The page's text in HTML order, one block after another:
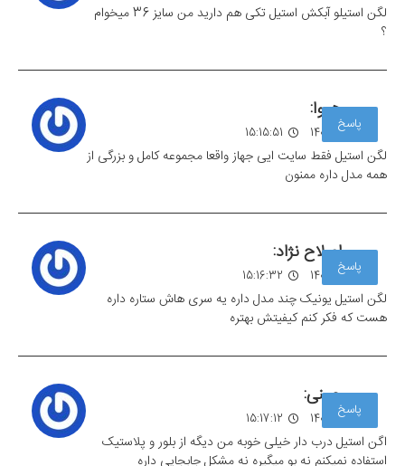
لگن استیلو آبکش استیل تکی هم دارید من سایز 36 میخوام
؟
هیوا:
17 مهر 1403 15:15:51 پاسخ
لگن استیل فقط سایت ایی جهاز واقعا مجموعه کامل و بزرگی از
همه مدل داره ممنون
اصلاح نژاد:
17 مهر 1403 15:16:32 پاسخ
لگن استیل یونیک چند مدل داره یه سری هاش ستاره داره
هست که فکر کنم کیفیتش بهتره
چمنی:
17 مهر 1403 15:17:12 پاسخ
اگن استیل درب دار خیلی خوبه من دیگه از بلور و پلاستیک
استفاده نمیکنم نه بو میگیره نه مشکل جابجایی داره